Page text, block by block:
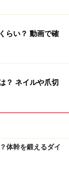
れていくのを
す！
きましょう！
らい？ 動画で確
？ ネイルや爪切
体幹を鍛えるダイ